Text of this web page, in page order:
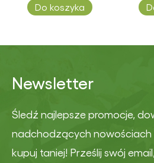
Do koszyka
Newsletter
Śledź najlepsze promocje,
nadchodzących nowościach
kupuj taniej! Prześlij swój